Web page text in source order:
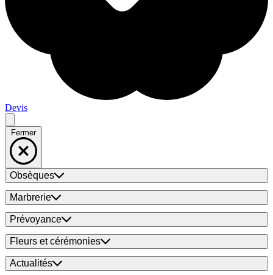
Devis
Fermer
Obsèques
Marbrerie
Prévoyance
Fleurs et cérémonies
Actualités